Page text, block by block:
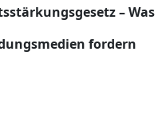
–
fordern